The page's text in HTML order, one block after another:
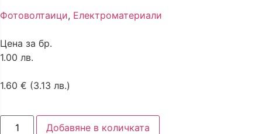
Фотоволтаици, Електроматериали
Цена за бр.
1.00 лв.
1.60 € (3.13 лв.)
Добавяне в количката